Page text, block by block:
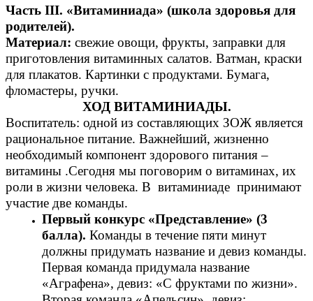
Часть III. «Витаминиада» (школа здоровья для
родителей).
Материал: свежие овощи, фрукты, заправки для
приготовления витаминных салатов. Ватман, краски
для плакатов. Картинки с продуктами. Бумага,
фломастеры, ручки.
ХОД ВИТАМИНИАДЫ.
Воспитатель: одной из составляющих ЗОЖ является
рациональное питание. Важнейший, жизненно
необходимый компонент здорового питания –
витамины .Сегодня мы поговорим о витаминах, их
роли в жизни человека. В витаминиаде принимают
участие две команды.
Первый конкурс «Представление» (3
балла). Команды в течение пяти минут
должны придумать название и девиз команды.
Первая команда придумала название
«Аграфена», девиз: «С фруктами по жизни».